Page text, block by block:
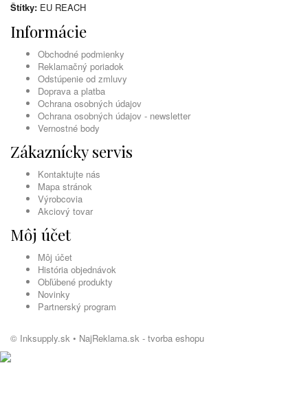
Štítky: EU REACH
Informácie
Obchodné podmienky
Reklamačný poriadok
Odstúpenie od zmluvy
Doprava a platba
Ochrana osobných údajov
Ochrana osobných údajov - newsletter
Vernostné body
Zákaznícky servis
Kontaktujte nás
Mapa stránok
Výrobcovia
Akciový tovar
Môj účet
Môj účet
História objednávok
Obľúbené produkty
Novinky
Partnerský program
© Inksupply.sk • NajReklama.sk - tvorba eshopu